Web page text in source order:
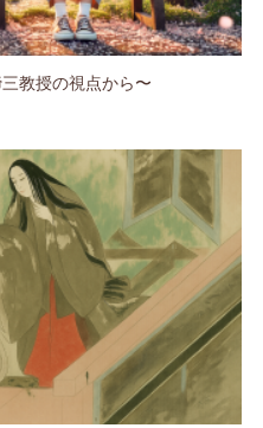
教授の視点から〜